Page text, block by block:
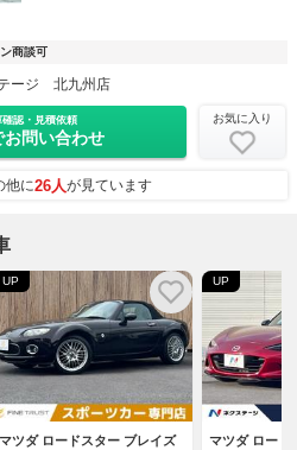
商談可
ージ 北九州店
確認・見積依頼
お問い合わせ
お気に入り
他に26人が見ています
UP
マツダ ロードスター ブレイズ
UP
マツダ ロード